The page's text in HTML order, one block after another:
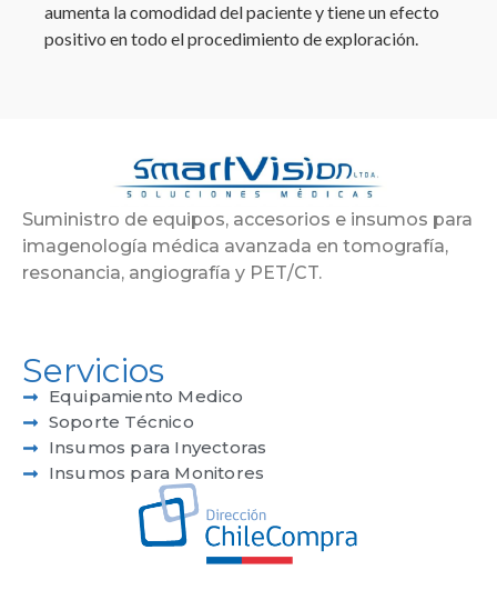
aumenta la comodidad del paciente y tiene un efecto
positivo en todo el procedimiento de exploración.
Suministro de equipos, accesorios e insumos para
imagenología médica avanzada en tomografía,
resonancia, angiografía y PET/CT.
Servicios
Equipamiento Medico
Soporte Técnico
Insumos para Inyectoras
Insumos para Monitores